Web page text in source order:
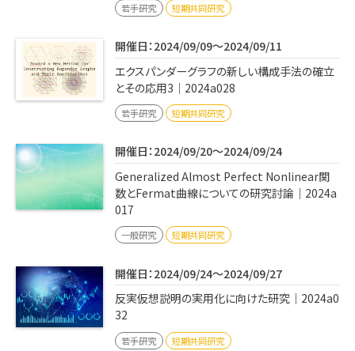
若手研究 短期共同研究
開催日：2024/09/09～2024/09/11
エクスパンダーグラフの新しい構成手法の確立
とその応用3｜2024a028
若手研究 短期共同研究
開催日：2024/09/20～2024/09/24
Generalized Almost Perfect Nonlinear関
数とFermat曲線についての研究討論｜2024a
017
一般研究 短期共同研究
開催日：2024/09/24～2024/09/27
反実仮想説明の実用化に向けた研究｜2024a0
32
若手研究 短期共同研究